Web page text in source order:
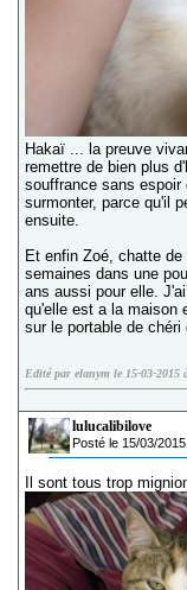
Hakaï ... la preuve
remettre de bien plus
souffrance sans
surmonter, parce qu'il
ensuite.
Et enfin Zoé, chatte
semaines dans une
ans aussi pour elle.
qu'elle est a la maison
sur le portable de chéri
Edité par elanym le 15-03-2015
lulucalibilove
Posté le 15/03/
Il sont tous trop